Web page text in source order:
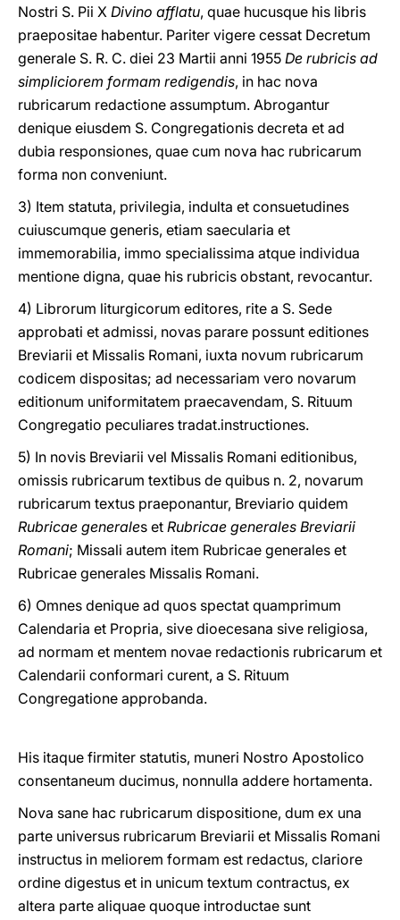
Nostri S. Pii X Divino afflatu, quae hucusque his libris
praepositae habentur. Pariter vigere cessat Decretum
generale S. R. C. diei 23 Martii anni 1955 De rubricis ad
simpliciorem formam redigendis, in hac nova
rubricarum redactione assumptum. Abrogantur
denique eiusdem S. Congregationis decreta et ad
dubia responsiones, quae cum nova hac rubricarum
forma non conveniunt.
3) Item statuta, privilegia, indulta et consuetudines
cuiuscumque generis, etiam saecularia et
immemorabilia, immo specialissima atque individua
mentione digna, quae his rubricis obstant, revocantur.
4) Librorum liturgicorum editores, rite a S. Sede
approbati et admissi, novas parare possunt editiones
Breviarii et Missalis Romani, iuxta novum rubricarum
codicem dispositas; ad necessariam vero novarum
editionum uniformitatem praecavendam, S. Rituum
Congregatio peculiares tradat.instructiones.
5) In novis Breviarii vel Missalis Romani editionibus,
omissis rubricarum textibus de quibus n. 2, novarum
rubricarum textus praeponantur, Breviario quidem
Rubricae generales et Rubricae generales Breviarii
Romani; Missali autem item Rubricae generales et
Rubricae generales Missalis Romani.
6) Omnes denique ad quos spectat quamprimum
Calendaria et Propria, sive dioecesana sive religiosa,
ad normam et mentem novae redactionis rubricarum et
Calendarii conformari curent, a S. Rituum
Congregatione approbanda.
His itaque firmiter statutis, muneri Nostro Apostolico
consentaneum ducimus, nonnulla addere hortamenta.
Nova sane hac rubricarum dispositione, dum ex una
parte universus rubricarum Breviarii et Missalis Romani
instructus in meliorem formam est redactus, clariore
ordine digestus et in unicum textum contractus, ex
altera parte aliquae quoque introductae sunt